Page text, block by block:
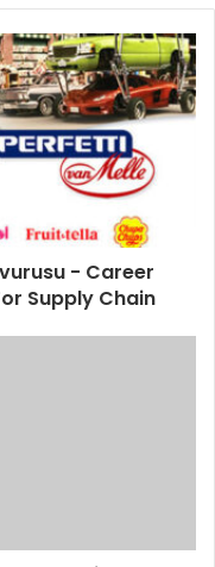
- Career
Supply Chain